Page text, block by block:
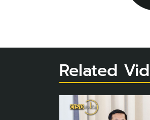
Related